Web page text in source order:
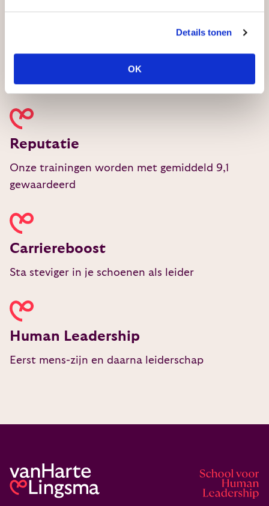
Details tonen
OK
Kwaliteit
Geaccrediteerde opleiding met topdocenten.
Reputatie
Onze trainingen worden met gemiddeld 9,1
gewaardeerd
Carriereboost
Sta steviger in je schoenen als leider
Human Leadership
Eerst mens-zijn en daarna leiderschap